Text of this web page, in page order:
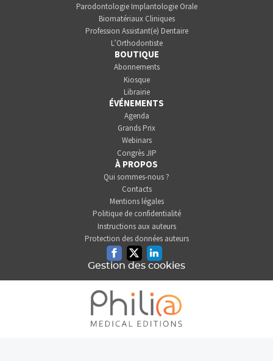
Parodontologie Implantologie Orale
Biomatériaux Cliniques
Profession Assistant(e) Dentaire
L’Orthodontiste
BOUTIQUE
Abonnements
Kiosque
Librairie
ÉVÉNEMENTS
Agenda
Grands Prix
Webinars
Congrès JIP
À PROPOS
Qui sommes-nous ?
Contacts
Mentions légales
Politique de confidentialité
Instructions aux auteurs
Protection des données auteurs
FacebookTwitterLinkedin
Gestion des cookies